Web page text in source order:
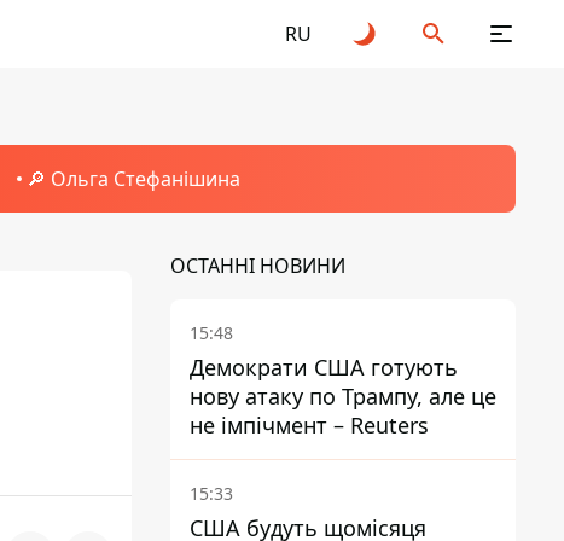
RU
🔎 Ольга Стефанішина
ОСТАННІ НОВИНИ
15:48
Демократи США готують
нову атаку по Трампу, але це
не імпічмент – Reuters
15:33
США будуть щомісяця